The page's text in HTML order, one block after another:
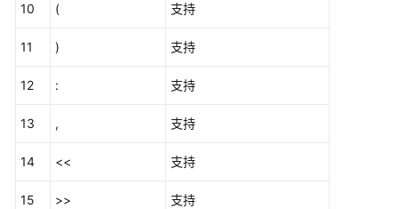
对
迁
句
换
10 ( 支持
11 ) 支持
12 : 支持
13 , 支持
14 << 支持
15 >> 支持